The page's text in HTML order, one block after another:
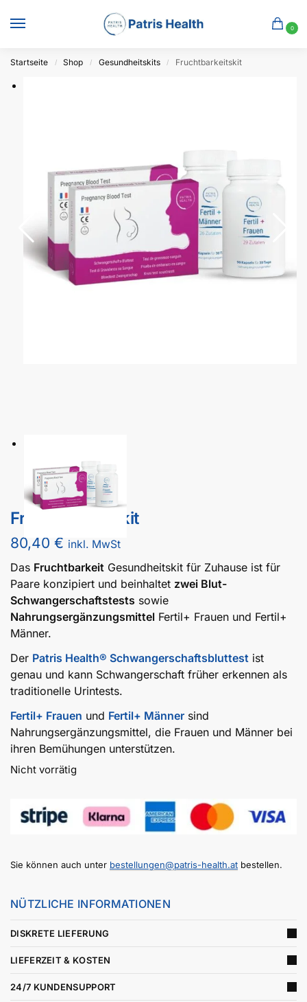
0
Startseite / Shop / Gesundheitskits / Fruchtbarkeitskit
Fruchtbarkeitskit
80,40 € inkl. MwSt
Das Fruchtbarkeit Gesundheitskit für Zuhause ist für
Paare konzipiert und beinhaltet zwei Blut-
Schwangerschaftstests sowie
Nahrungsergänzungsmittel Fertil+ Frauen und Fertil+
Männer.
Der Patris Health® Schwangerschaftsbluttest ist
genau und kann Schwangerschaft früher erkennen als
traditionelle Urintests.
Fertil+ Frauen und Fertil+ Männer sind
Nahrungsergänzungsmittel, die Frauen und Männer bei
ihren Bemühungen unterstützen.
Nicht vorrätig
Sie können auch unter bestellungen@patris-health.at bestellen.
NÜTZLICHE INFORMATIONEN
DISKRETE LIEFERUNG
LIEFERZEIT & KOSTEN
24/7 KUNDENSUPPORT